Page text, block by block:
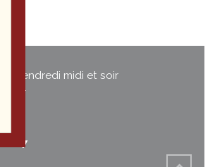
au vendredi midi et soir
soir
22 27